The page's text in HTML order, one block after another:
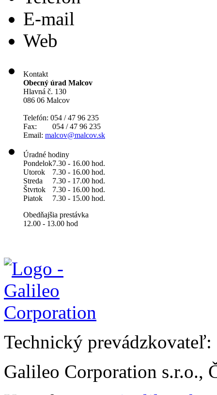
E-mail
Web
Kontakt
Obecný úrad Malcov
Hlavná č. 130
086 06 Malcov
Telefón: 054 / 47 96 235
Fax: 054 / 47 96 235
Email: malcov@malcov.sk
Úradné hodiny
Pondelok7.30 - 16.00 hod.
Utorok
7.30 - 16.00 hod.
Streda
7.30 - 17.00 hod.
Štvrtok
7.30 - 16.00 hod.
Piatok
7.30 - 15.00 hod.
Obedňajšia prestávka
12.00 - 13.00 hod
Technický prevádzkovateľ:
Galileo Corporation s.r.o.,